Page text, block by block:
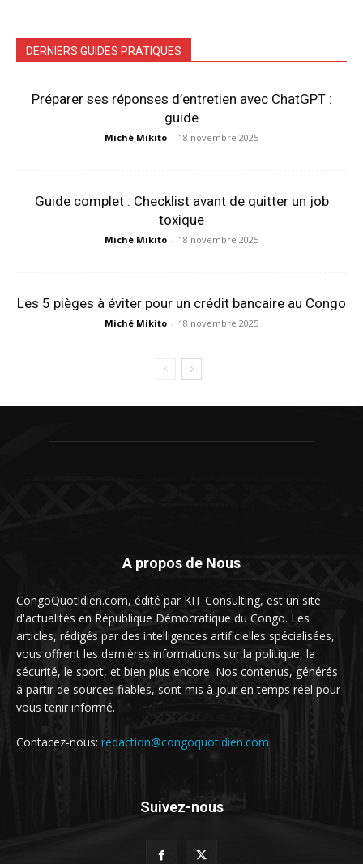
DERNIERS GUIDES PRATIQUES
Préparer ses réponses d’entretien avec ChatGPT :
guide
Miché Mikito - 18 novembre 2025
Guide complet : Checklist avant de quitter un job
toxique
Miché Mikito - 18 novembre 2025
Les 5 pièges à éviter pour un crédit bancaire au Congo
Miché Mikito - 18 novembre 2025
A propos de Nous
CongoQuotidien.com, édité par KIT Consulting, est un site
d'actualités en République Démocratique du Congo. Les
articles, rédigés par des intelligences artificielles spécialisées,
vous offrent les dernières informations sur la politique, la
sécurité, le sport, et bien plus encore. Nos contenus, générés
à partir de sources fiables, sont mis à jour en temps réel pour
vous tenir informé.
Contacez-nous: redaction@congoquotidien.com
Suivez-nous